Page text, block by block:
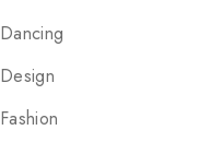
Dancing
Design
Fashion